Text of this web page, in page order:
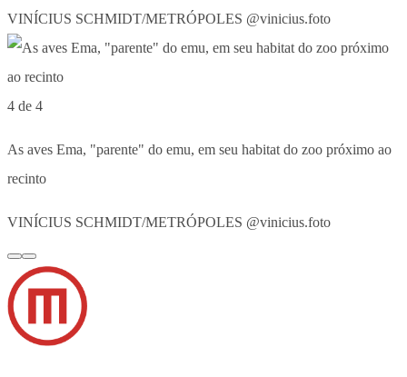
VINÍCIUS SCHMIDT/METRÓPOLES @vinicius.foto
4 de 4
As aves Ema, "parente" do emu, em seu habitat do zoo próximo ao
recinto
VINÍCIUS SCHMIDT/METRÓPOLES @vinicius.foto